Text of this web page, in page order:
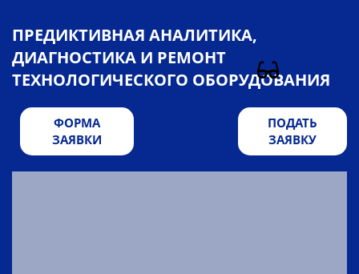
ПРЕДИКТИВНАЯ АНАЛИТИКА,
ДИАГНОСТИКА И РЕМОНТ
ТЕХНОЛОГИЧЕСКОГО ОБОРУДОВАНИЯ
ФОРМА
ЗАЯВКИ
ПОДАТЬ
ЗАЯВКУ